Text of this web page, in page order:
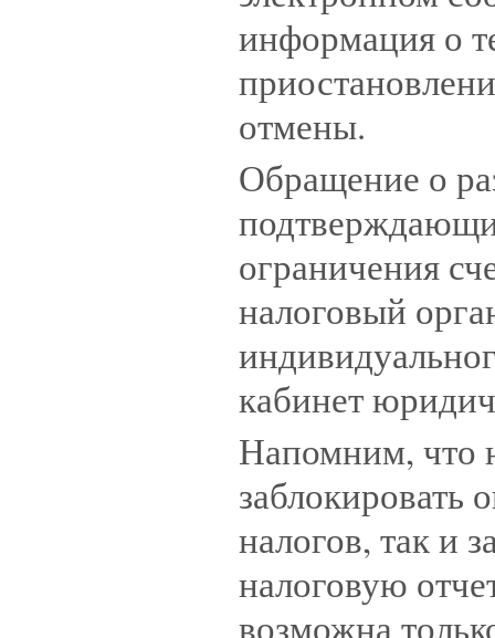
информация о
отмены.
Обращение о
ограничения
налоговый
кабинет
Напомним, что
заблокировать
налогов, так и
налоговую
возможна